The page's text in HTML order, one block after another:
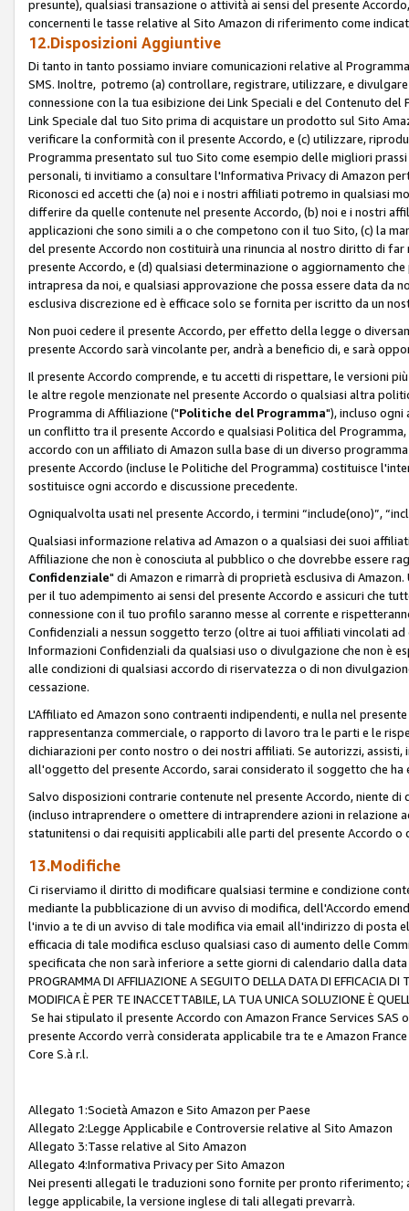
presunte), qualsiasi transazione o attività ai sensi del presente
concernenti le tasse relative al Sito Amazon di riferimento come
12.Disposizioni Aggiuntive
Di tanto in tanto possiamo inviare comunicazioni relative al
SMS. Inoltre, potremo (a) controllare, registrare, utilizzare, e
connessione con la tua esibizione dei Link Speciali e del Contenuto
Link Speciale dal tuo Sito prima di acquistare un prodotto sul Sito
verificare la conformità con il presente Accordo, e (c) utilizzare,
Programma presentato sul tuo Sito come esempio delle migliori
personali, ti invitiamo a consultare l'Informativa Privacy di Amazon
Riconosci ed accetti che (a) noi e i nostri affiliati potremo in qualsiasi
differire da quelle contenute nel presente Accordo, (b) noi e i nostri
applicazioni che sono simili a o che competono con il tuo Sito, (c) la
del presente Accordo non costituirà una rinuncia al nostro diritto di
presente Accordo, e (d) qualsiasi determinazione o aggiornamento
intrapresa da noi, e qualsiasi approvazione che possa essere data
esclusiva discrezione ed è efficace solo se fornita per iscritto da un
Non puoi cedere il presente Accordo, per effetto della legge o
presente Accordo sarà vincolante per, andrà a beneficio di, e sarà
Il presente Accordo comprende, e tu accetti di rispettare, le versioni
le altre regole menzionate nel presente Accordo o qualsiasi altra
Programma di Affiliazione ("Politiche del Programma"), incluso
un conflitto tra il presente Accordo e qualsiasi Politica del
accordo con un affiliato di Amazon sulla base di un diverso
presente Accordo (incluse le Politiche del Programma) costituisce
sostituisce ogni accordo e discussione precedente.
Ogniqualvolta usati nel presente Accordo, i termini “include(ono)”,
Qualsiasi informazione relativa ad Amazon o a qualsiasi dei suoi
Affiliazione che non è conosciuta al pubblico o che dovrebbe essere
Confidenziale" di Amazon e rimarrà di proprietà esclusiva di
per il tuo adempimento ai sensi del presente Accordo e assicuri che
connessione con il tuo profilo saranno messe al corrente e
Confidenziali a nessun soggetto terzo (oltre ai tuoi affiliati vincolati
Informazioni Confidenziali da qualsiasi uso o divulgazione che non è
alle condizioni di qualsiasi accordo di riservatezza o di non
cessazione.
L'Affiliato ed Amazon sono contraenti indipendenti, e nulla nel
rappresentanza commerciale, o rapporto di lavoro tra le parti e le
dichiarazioni per conto nostro o dei nostri affiliati. Se autorizzi,
all'oggetto del presente Accordo, sarai considerato il soggetto che
Salvo disposizioni contrarie contenute nel presente Accordo, niente
(incluso intraprendere o omettere di intraprendere azioni in relazione
statunitensi o dai requisiti applicabili alle parti del presente Accordo o
13.Modifiche
Ci riserviamo il diritto di modificare qualsiasi termine e condizione
mediante la pubblicazione di un avviso di modifica, dell'Accordo
l'invio a te di un avviso di tale modifica via email all'indirizzo di
efficacia di tale modifica escluso qualsiasi caso di aumento delle
specificata che non sarà inferiore a sette giorni di calendario dalla data
PROGRAMMA DI AFFILIAZIONE A SEGUITO DELLA DATA DI EFFICACIA
MODIFICA È PER TE INACCETTABILE, LA TUA UNICA SOLUZIONE È
Se hai stipulato il presente Accordo con Amazon France Services
presente Accordo verrà considerata applicabile tra te e Amazon
Core S.à r.l.
Allegato 1:Società Amazon e Sito Amazon per Paese
Allegato 2:Legge Applicabile e Controversie relative al Sito Amazon
Allegato 3:Tasse relative al Sito Amazon
Allegato 4:Informativa Privacy per Sito Amazon
Nei presenti allegati le traduzioni sono fornite per pronto riferimento;
legge applicabile, la versione inglese di tali allegati prevarrà.